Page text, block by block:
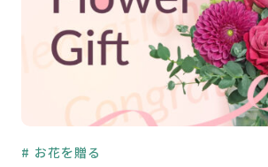
# お花を贈る